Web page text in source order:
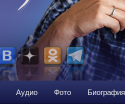
Аудио Фото Биография